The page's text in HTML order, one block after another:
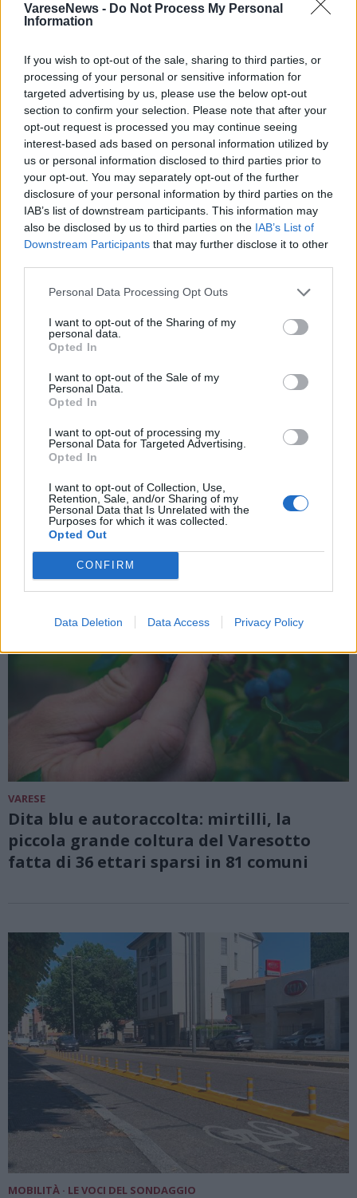
VareseNews - Do Not Process My Personal
Information
If you wish to opt-out of the sale, sharing to third parties, or
processing of your personal or sensitive information for
targeted advertising by us, please use the below opt-out
section to confirm your selection. Please note that after your
opt-out request is processed you may continue seeing
interest-based ads based on personal information utilized by
us or personal information disclosed to third parties prior to
your opt-out. You may separately opt-out of the further
disclosure of your personal information by third parties on the
IAB’s list of downstream participants. This information may
also be disclosed by us to third parties on the IAB’s List of
Downstream Participants that may further disclose it to other
Personal Data Processing Opt Outs
I want to opt-out of the Sharing of my
personal data.
Opted In
I want to opt-out of the Sale of my
Personal Data.
Opted In
I want to opt-out of processing my
Personal Data for Targeted Advertising.
Opted In
I want to opt-out of Collection, Use,
Retention, Sale, and/or Sharing of my
Personal Data that Is Unrelated with the
Purposes for which it was collected.
Opted Out
CONFIRM
Data Deletion Data Access Privacy Policy
CASTRONNO
Le mafie non fanno più rumore, ma non
sono mai state così vicine
CASTRONNO
Quando la mafia cambia volto: viaggio
nella Lombardia delle infiltrazioni
VARESE
Dita blu e autoraccolta: mirtilli, la
piccola grande coltura del Varesotto
fatta di 36 ettari sparsi in 81 comuni
MOBILITÀ · LE VOCI DEL SONDAGGIO